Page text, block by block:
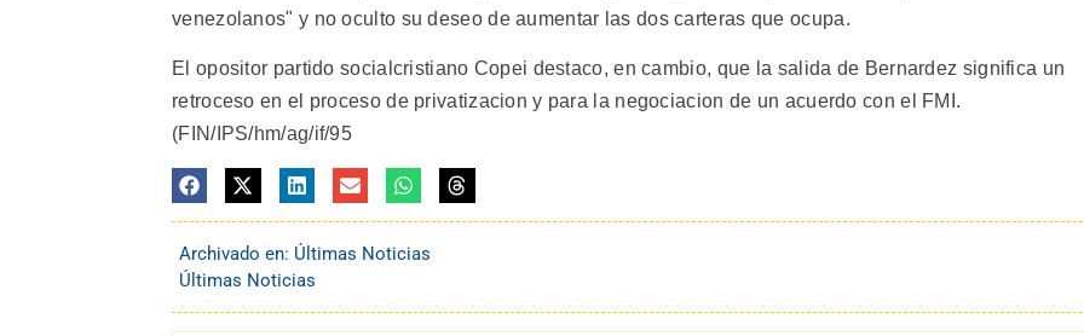
venezolanos" y no oculto su deseo de aumentar las dos carteras que ocupa.
El opositor partido socialcristiano Copei destaco, en cambio, que la salida de Bernardez significa un
retroceso en el proceso de privatizacion y para la negociacion de un acuerdo con el FMI.
(FIN/IPS/hm/ag/if/95
Archivado en: Últimas Noticias
Últimas Noticias